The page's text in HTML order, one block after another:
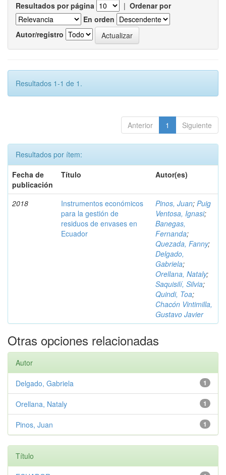
Resultados por página | Ordenar por
En orden
Autor/registro
Resultados 1-1 de 1.
Anterior 1 Siguiente
Resultados por ítem:
Fecha de
publicación
Título Autor(es)
2018
Instrumentos económicos
para la gestión de
residuos de envases en
Ecuador
Pinos, Juan; Puig
Ventosa, Ignasi;
Banegas,
Fernanda;
Quezada, Fanny;
Delgado,
Gabriela;
Orellana, Nataly;
Saquisilí, Silvia;
Quindi, Toa;
Chacón Vintimilla,
Gustavo Javier
Otras opciones relacionadas
Autor
1
Delgado, Gabriela
1
Orellana, Nataly
1
Pinos, Juan
Título